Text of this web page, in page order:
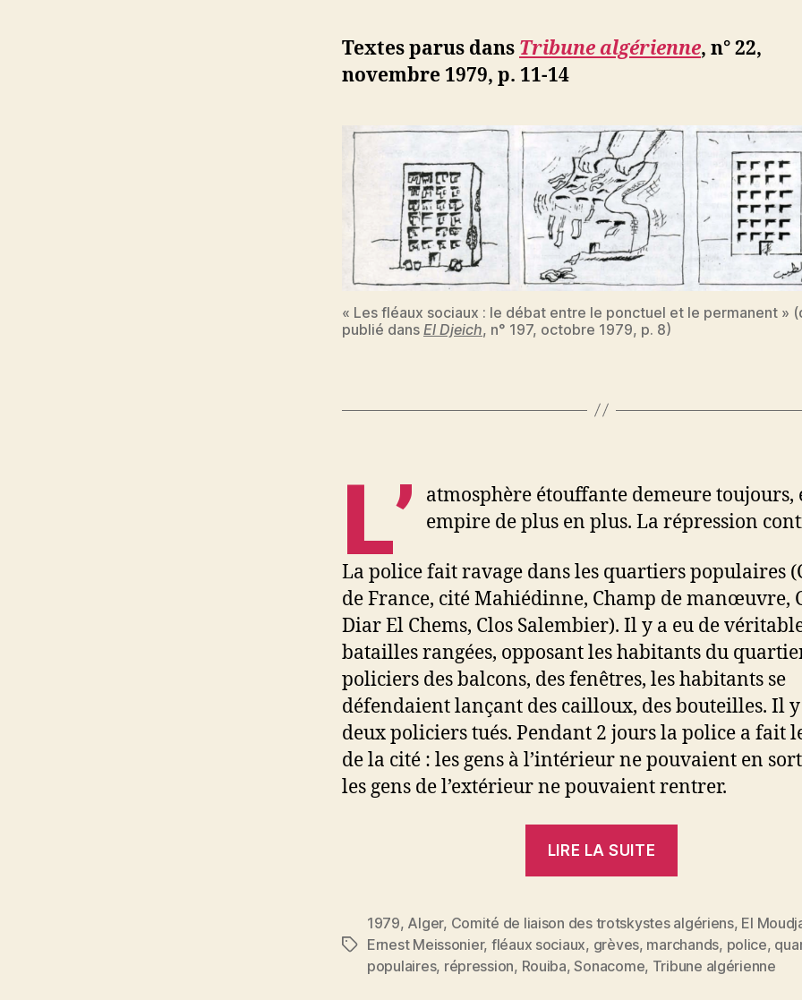
b
de
Tribune
1979
Textes parus dans Tribune algérienne, n° 22,
novembre 1979, p. 11-14
« Les fléaux sociaux : le débat entre le ponctuel et le permanent »
publié dans El Djeich, n° 197, octobre 1979, p. 8)
L’
atmosphère étouffante demeure toujours,
empire de plus en plus. La répression
La police fait ravage dans les quartiers populaires
de France, cité Mahiédinne, Champ de manœuvre,
Diar El Chems, Clos Salembier). Il y a eu de
batailles rangées, opposant les habitants du
policiers des balcons, des fenêtres, les habitants se
défendaient lançant des cailloux, des bouteilles. Il
deux policiers tués. Pendant 2 jours la police a fait
de la cité : les gens à l’intérieur ne pouvaient en
les gens de l’extérieur ne pouvaient rentrer.
LIRE LA SUITE
de
Tribune
algérienne,
Étiquettes
1979, Alger, Comité de liaison des trotskystes algériens, El
Ernest Meissonier, fléaux sociaux, grèves, marchands, police,
populaires, répression, Rouiba,Sonacome, Tribune algérienne